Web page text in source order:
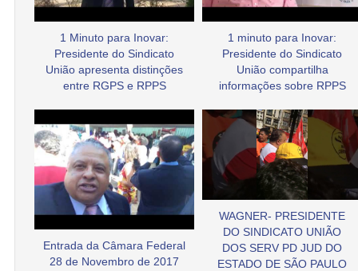
1 Minuto para Inovar:
Presidente do Sindicato
União apresenta distinções
entre RGPS e RPPS
1 minuto para Inovar:
Presidente do Sindicato
União compartilha
informações sobre RPPS
Entrada da Câmara Federal
28 de Novembro de 2017
WAGNER- PRESIDENTE
DO SINDICATO UNIÃO
DOS SERV PD JUD DO
ESTADO DE SÃO PAULO